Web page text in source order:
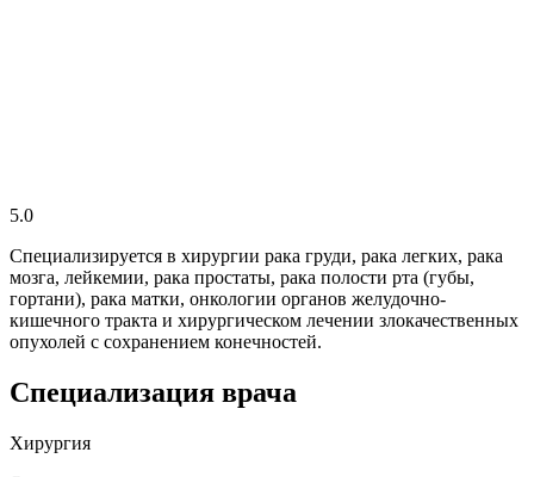
5.0
Специализируется в хирургии рака груди, рака легких, рака
мозга, лейкемии, рака простаты, рака полости рта (губы,
гортани), рака матки, онкологии органов желудочно-
кишечного тракта и хирургическом лечении злокачественных
опухолей с сохранением конечностей.
Специализация врача
Хирургия